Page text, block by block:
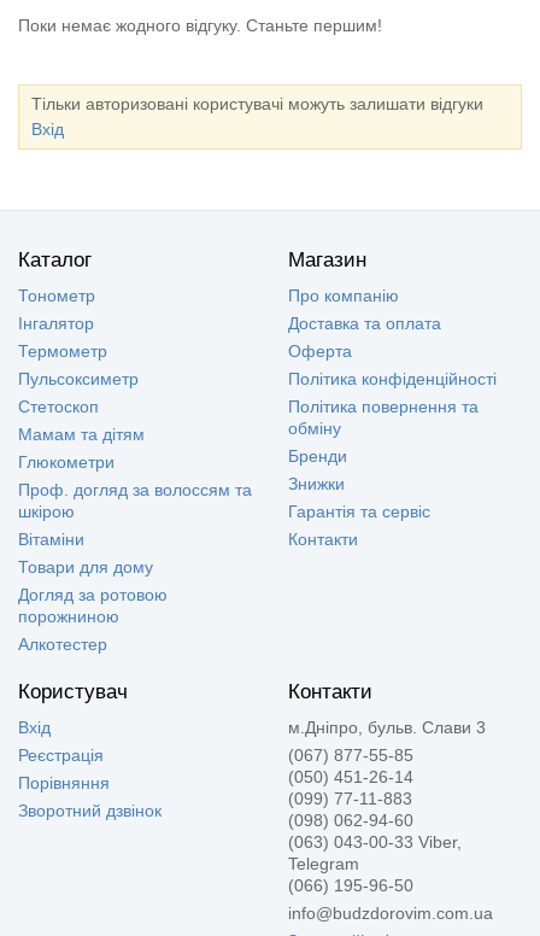
Поки немає жодного відгуку. Станьте першим!
Тільки авторизовані користувачі можуть залишати відгуки
Вхід
Каталог
Тонометр
Інгалятор
Термометр
Пульсоксиметр
Стетоскоп
Мамам та дітям
Глюкометри
Проф. догляд за волоссям та
шкірою
Вітаміни
Товари для дому
Догляд за ротовою
порожниною
Алкотестер
Магазин
Про компанію
Доставка та оплата
Оферта
Політика конфіденційності
Політика повернення та
обміну
Бренди
Знижки
Гарантія та сервіс
Контакти
Користувач
Вхід
Реєстрація
Порівняння
Зворотний дзвінок
Контакти
м.Дніпро, бульв. Слави 3
(067) 877-55-85
(050) 451-26-14
(099) 77-11-883
(098) 062-94-60
(063) 043-00-33 Viber,
Telegram
(066) 195-96-50
info@budzdorovim.com.ua